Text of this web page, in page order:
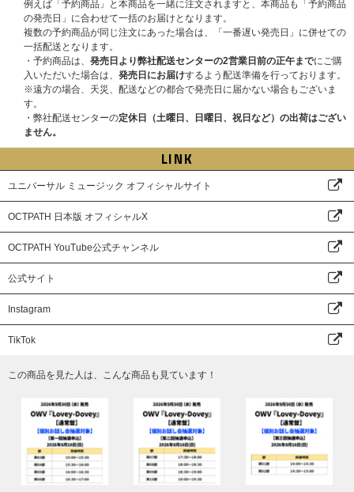
例えば「予約商品」と本商品を一緒に注文されますと、本商品も「予約商品
の発売日」に合わせて一括のお届けとなります。
複数の予約商品が同じ注文にあった場合は、「一番遅い発売日」に併せての
一括配送となります。
・予約商品は、 発売日より弊社配送センターの2営業日前の正午までにご購
入いただいた場合は、 発売日にお届けするよう配送準備を行っております。
※遠方の場合、天災、配送などの都合で発売日に届かない場合もございま
す。
・弊社配送センターの定休日（土曜日、日曜日、祝日など）の出荷はござい
ません。
LINK
ユニバーサル ミュージック オフィシャルサイト
OCTPATH 日本版 オフィシャルX
OCTPATH YouTube公式チャンネル
公式サイト
Instagram
TikTok
この商品を見た人は、こんな商品も見ています！